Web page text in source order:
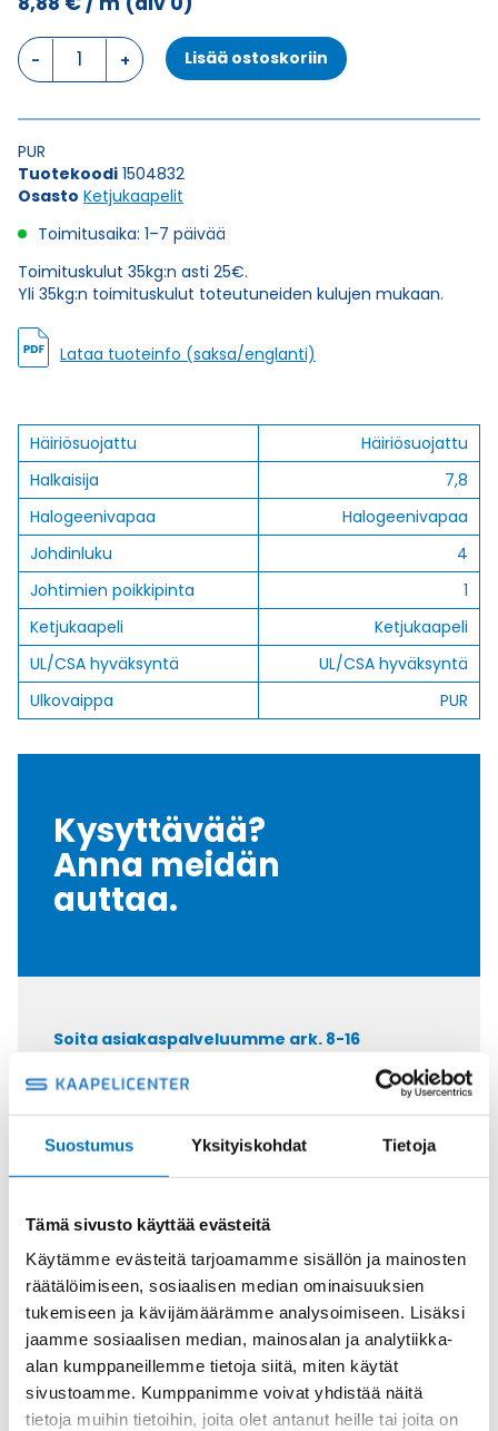
Suostumus Yksityiskohdat Tietoja
Tämä sivusto käyttää evästeitä
Käytämme evästeitä tarjoamamme sisällön ja mainosten
räätälöimiseen, sosiaalisen median ominaisuuksien
tukemiseen ja kävijämäärämme analysoimiseen. Lisäksi
jaamme sosiaalisen median, mainosalan ja analytiikka-
alan kumppaneillemme tietoja siitä, miten käytät
sivustoamme. Kumppanimme voivat yhdistää näitä
tietoja muihin tietoihin, joita olet antanut heille tai joita on
Ketjukaapeli
KAWEFLEX
SK-
UL/CSA
4G1
(AWG18)
Lisää ostoskoriin
PUR
Tuotekoodi 1504832
Osasto Ketjukaapelit
Toimitusaika: 1–7 päivää
Toimituskulut 35kg:n asti 25€.
Yli 35kg:n toimituskulut toteutuneiden kulujen mukaan.
Lataa tuoteinfo (saksa/englanti)
Häiriösuojattu
Häiriösuojattu
Halkaisija
7,8
Halogeenivapaa
Halogeenivapaa
Johdinluku
4
Johtimien poikkipinta
1
Ketjukaapeli
Ketjukaapeli
UL/CSA hyväksyntä
UL/CSA hyväksyntä
Ulkovaippa
PUR
Kysyttävää?
Anna meidän
auttaa.
Soita asiakaspalveluumme ark. 8-16
Tai lähetä sähköpostia
myynti@kaapelicenter.fi
Saman kaapelin eri versiot
Ketjukaapeli KAWEFLEX 6230 SK-
C-PUR UL/CSA 25G2,5 (AWG14)